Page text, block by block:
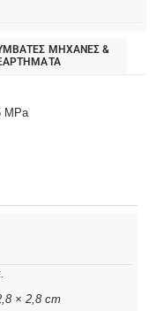
ΜΗΧΑΝΕΣ &
MPa
× 2,8 cm